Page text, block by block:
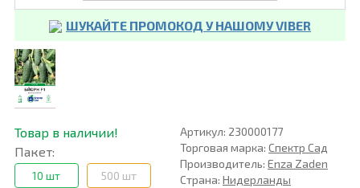
ШУКАЙТЕ ПРОМОКОД У НАШОМУ VIBER
Товар в наличии!
Пакет:
10 шт 500 шт
Артикул: 230000177
Торговая марка: Спектр Сад
Производитель: Enza Zaden
Страна: Нидерланды